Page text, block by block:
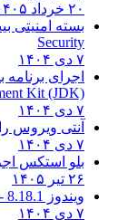
بسته امنیتی بیت
Security
اجرای برنامه بر
Kit (JDK)
آنتی ویروس رایگان
بلو استکس اجرای
ویندوز 8.18.1 - Microsoft Windows 8.1